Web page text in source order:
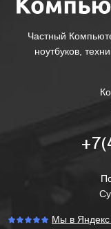
Частный
ноутбуков,
Мы в Яндекс